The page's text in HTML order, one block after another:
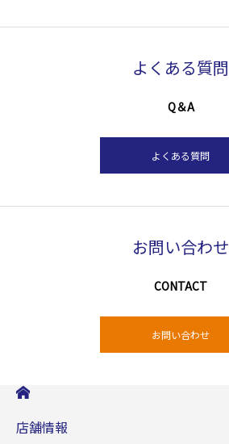
よくある質問
Q＆A
よくある質問
お問い合わせ
CONTACT
お問い合わせ
店舗情報